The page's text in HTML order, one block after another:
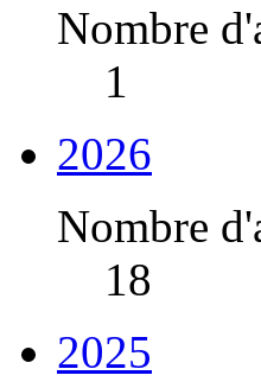
Nombre
1
2026
Nombre
18
2025